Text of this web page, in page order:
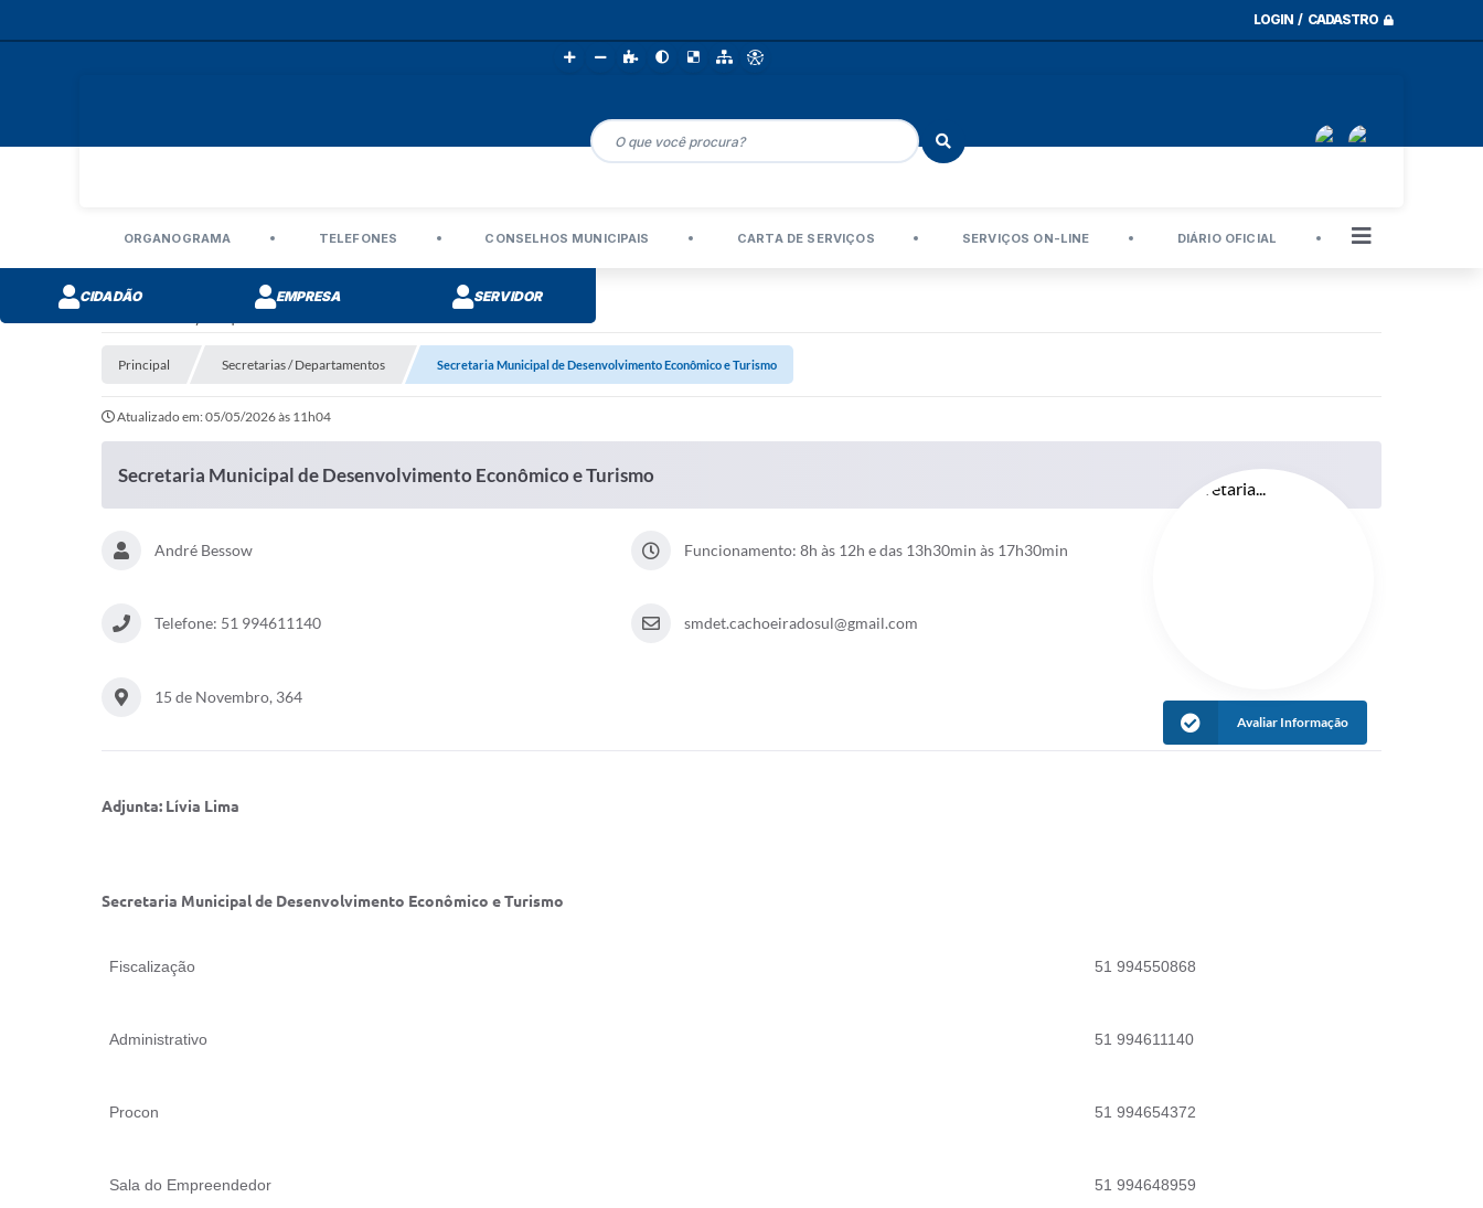
LOGIN / CADASTRO
ORGANOGRAMA TELEFONES CONSELHOS MUNICIPAIS CARTA DE SERVIÇOS SERVIÇOS ON-LINE DIÁRIO OFICIAL
CIDADÃO EMPRESA SERVIDOR
Secretarias / Departamentos
Principal Secretarias / Departamentos Secretaria Municipal de Desenvolvimento Econômico e Turismo
Atualizado em: 05/05/2026 às 11h04
Secretaria Municipal de Desenvolvimento Econômico e Turismo
André Bessow Funcionamento: 8h às 12h e das 13h30min às 17h30min
Telefone: 51 994611140 smdet.cachoeiradosul@gmail.com
15 de Novembro, 364
Avaliar Informação
Adjunta: Lívia Lima
Secretaria Municipal de Desenvolvimento Econômico e Turismo
Fiscalização 51 994550868
Administrativo 51 994611140
Procon 51 994654372
Sala do Empreendedor 51 994648959